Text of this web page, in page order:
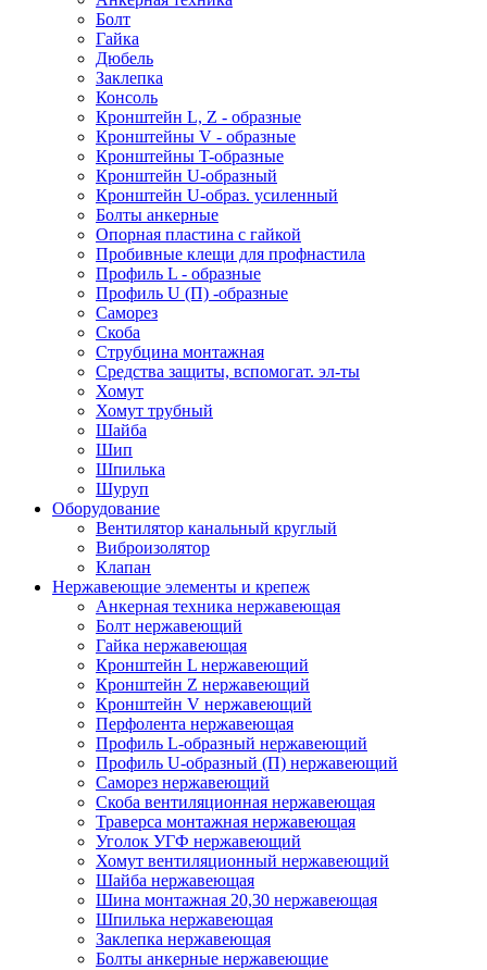
Болт
Гайка
Дюбель
Заклепка
Консоль
Кронштейн L, Z - образные
Кронштейны V - образные
Кронштейны T-образные
Кронштейн U-образный
Кронштейн U-образ. усиленный
Болты анкерные
Опорная пластина с гайкой
Пробивные клещи для профнастила
Профиль L - образные
Профиль U (П) -образные
Саморез
Скоба
Струбцина монтажная
Средства защиты, вспомогат. эл-ты
Хомут
Хомут трубный
Шайба
Шип
Шпилька
Шуруп
Оборудование
Вентилятор канальный круглый
Виброизолятор
Клапан
Нержавеющие элементы и крепеж
Анкерная техника нержавеющая
Болт нержавеющий
Гайка нержавеющая
Кронштейн L нержавеющий
Кронштейн Z нержавеющий
Кронштейн V нержавеющий
Перфолента нержавеющая
Профиль L-образный нержавеющий
Профиль U-образный (П) нержавеющий
Саморез нержавеющий
Скоба вентиляционная нержавеющая
Траверса монтажная нержавеющая
Уголок УГФ нержавеющий
Хомут вентиляционный нержавеющий
Шайба нержавеющая
Шина монтажная 20,30 нержавеющая
Шпилька нержавеющая
Заклепка нержавеющая
Болты анкерные нержавеющие